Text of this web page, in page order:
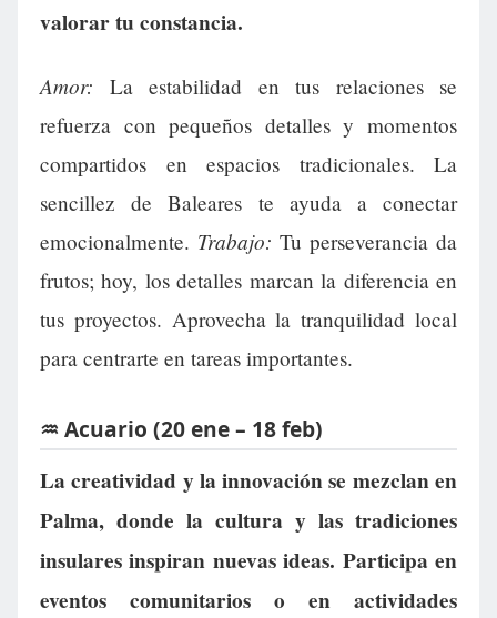
valorar tu constancia.
Amor: La estabilidad en tus relaciones se
refuerza con pequeños detalles y momentos
compartidos en espacios tradicionales. La
sencillez de Baleares te ayuda a conectar
emocionalmente. Trabajo: Tu perseverancia da
frutos; hoy, los detalles marcan la diferencia en
tus proyectos. Aprovecha la tranquilidad local
para centrarte en tareas importantes.
♒ Acuario (20 ene – 18 feb)
La creatividad y la innovación se mezclan en
Palma, donde la cultura y las tradiciones
insulares inspiran nuevas ideas. Participa en
eventos comunitarios o en actividades